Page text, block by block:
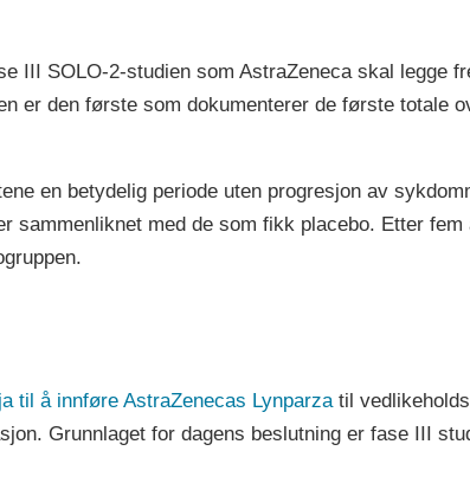
III SOLO-2-studien som AstraZeneca skal legge
er den første som dokumenterer de første totale
en betydelig periode uten progresjon av
sammenliknet med de som fikk placebo. Etter
til å innføre AstraZenecas Lynparzatil
Grunnlaget for dagens beslutning er fase III